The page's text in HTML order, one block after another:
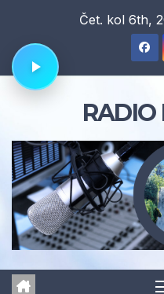
content
Čet. kol 6th,
RADIO